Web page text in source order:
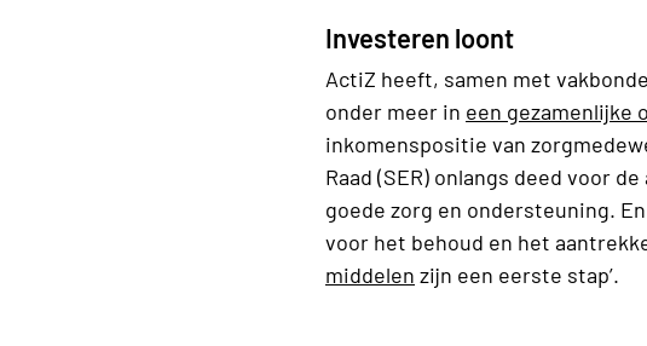
Investeren loont
ActiZ heeft, samen met
onder meer in een gezamenlijke
inkomenspositie van
Raad (SER) onlangs deed voor
goede zorg en ondersteuning.
voor het behoud en het
middelen zijn een eerste stap’.